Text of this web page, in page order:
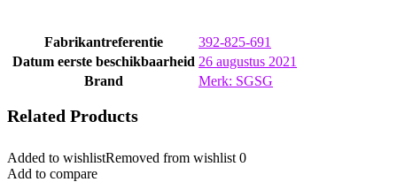
Fabrikantreferentie
392-825-691
Datum eerste beschikbaarheid 26 augustus 2021
Brand
Merk: SGSG
Related Products
Added to wishlistRemoved from wishlist 0
Add to compare